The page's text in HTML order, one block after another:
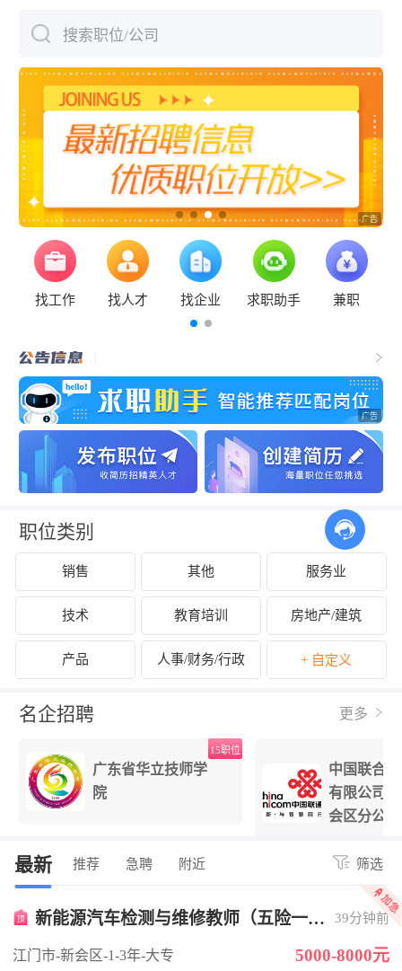
搜索职位/公司
找工作 找人才 找企业 求职助手 兼职
职位类别
销售 其他 服务业
技术 教育培训 房地产/建筑
产品 人事/财务/行政 + 自定义
名企招聘 更多
广东省华立技师学
院
15职位
中国联合
有限公司
会区分公司
最新 推荐 急聘 附近 筛选
新能源汽车检测与维修教师（五险一
39分钟前
江门市-新会区-1-3年-大专 5000-8000元